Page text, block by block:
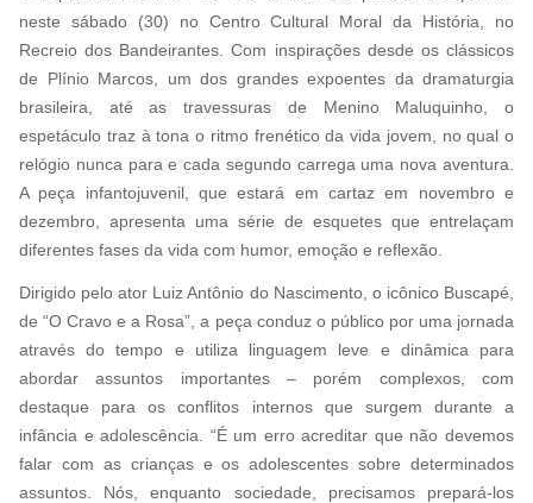
neste sábado (30) no Centro Cultural Moral da História, no
Recreio dos Bandeirantes. Com inspirações desde os clássicos
de Plínio Marcos, um dos grandes expoentes da dramaturgia
brasileira, até as travessuras de Menino Maluquinho, o
espetáculo traz à tona o ritmo frenético da vida jovem, no qual o
relógio nunca para e cada segundo carrega uma nova aventura.
A peça infantojuvenil, que estará em cartaz em novembro e
dezembro, apresenta uma série de esquetes que entrelaçam
diferentes fases da vida com humor, emoção e reflexão.
Dirigido pelo ator Luiz Antônio do Nascimento, o icônico Buscapé,
de “O Cravo e a Rosa”, a peça conduz o público por uma jornada
através do tempo e utiliza linguagem leve e dinâmica para
abordar assuntos importantes – porém complexos, com
destaque para os conflitos internos que surgem durante a
infância e adolescência. “É um erro acreditar que não devemos
falar com as crianças e os adolescentes sobre determinados
assuntos. Nós, enquanto sociedade, precisamos prepará-los